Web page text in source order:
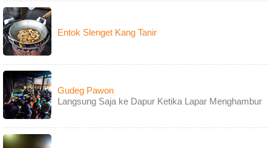
Entok Slenget Kang Tanir
Gudeg Pawon
Langsung Saja ke Dapur Ketika Lapar Menghambur